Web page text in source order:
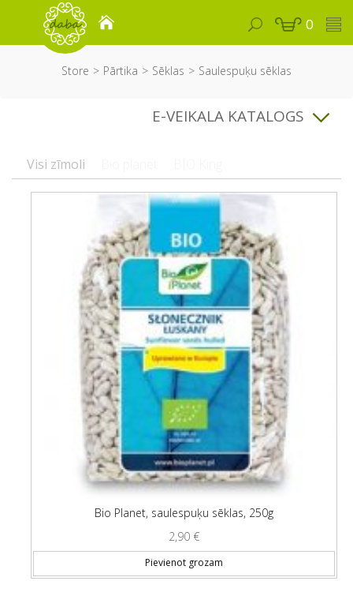
0
Store Pārtika Sēklas Saulespuķu sēklas
E-VEIKALA KATALOGS
Visi zīmoli
Bio Planet, saulespuķu sēklas, 250g
2,90 €
Pievienot grozam